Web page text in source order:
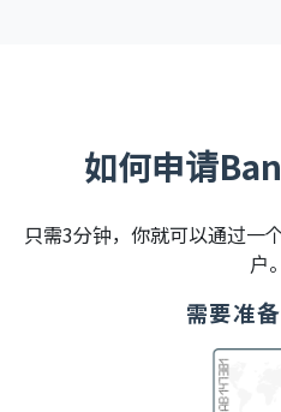
如何申请
只需3分钟，你就可以通过一
户。
需要准